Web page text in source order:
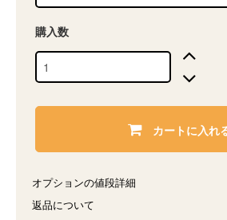
購入数
カートに入れ
オプションの値段詳細
返品について